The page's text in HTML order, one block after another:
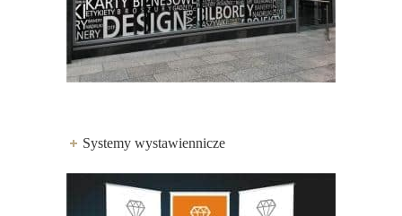
Systemy wystawiennicze